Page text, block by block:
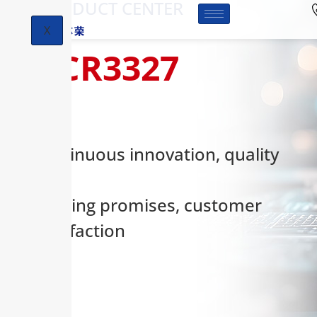
X
HCR3327
Continuous innovation, quality
keeping promises, customer
satisfaction